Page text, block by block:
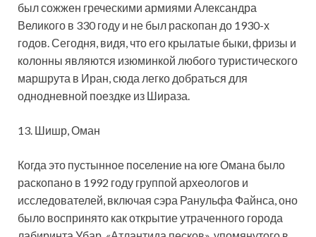
был сожжен греческими армиями Александра
Великого в 330 году и не был раскопан до 1930-х
годов. Сегодня, видя, что его крылатые быки, фризы и
колонны являются изюминкой любого туристического
маршрута в Иран, сюда легко добраться для
однодневной поездке из Шираза.
13. Шишр, Оман
Когда это пустынное поселение на юге Омана было
раскопано в 1992 году группой археологов и
исследователей, включая сэра Ранульфа Файнса, оно
было воспринято как открытие утраченного города